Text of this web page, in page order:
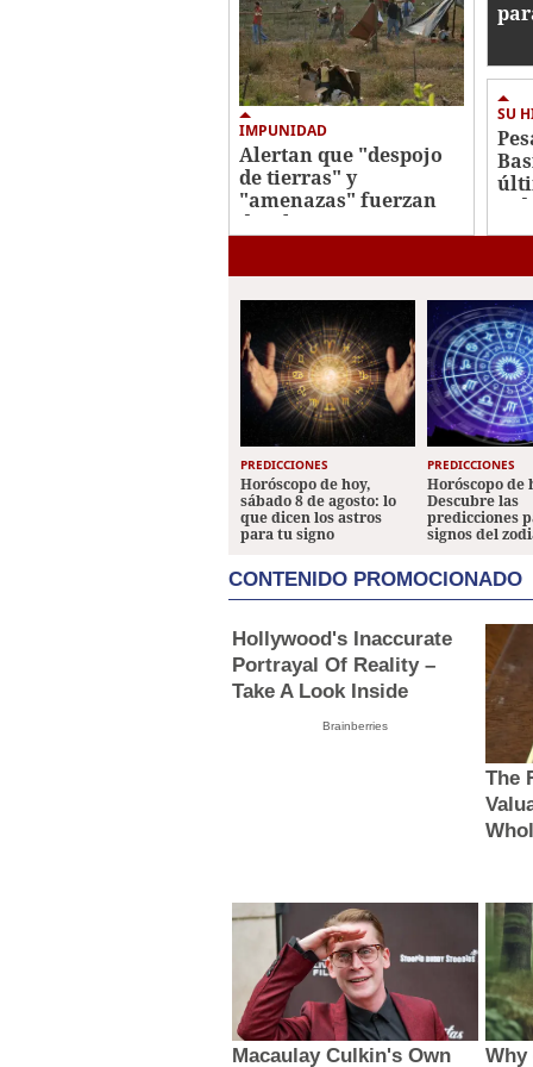
IMPUNIDAD
Alertan que "despojo
de tierras" y
"amenazas" fuerzan
desplazamiento
SU
PREDICCIONES
Horóscopo de hoy,
sábado 8 de agosto: lo
que dicen los astros
para tu signo
PREDICCIONES
Horóscopo de
Descubre las
predicciones
signos del
CONTENIDO PROMOCIONADO
Hollywood's Inaccurate
Portrayal Of Reality –
Take A Look Inside
Brainberries
The
Macaulay Culkin's Own